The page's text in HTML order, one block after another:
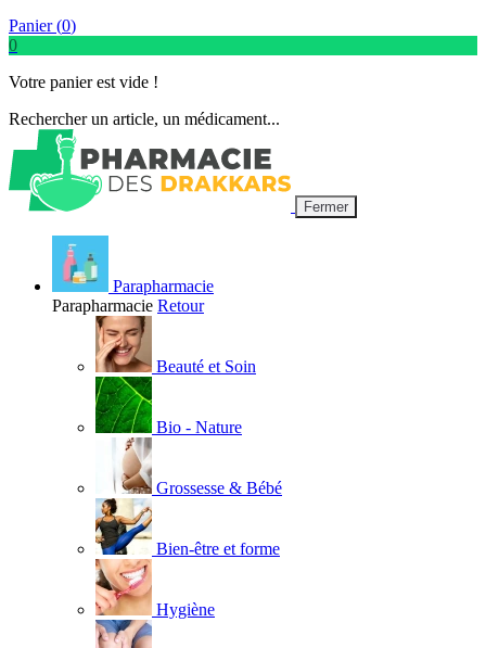
Panier (0)
0
Votre panier est vide !
Rechercher un article, un médicament...
Fermer
Parapharmacie
Parapharmacie Retour
Beauté et Soin
Bio - Nature
Grossesse & Bébé
Bien-être et forme
Hygiène